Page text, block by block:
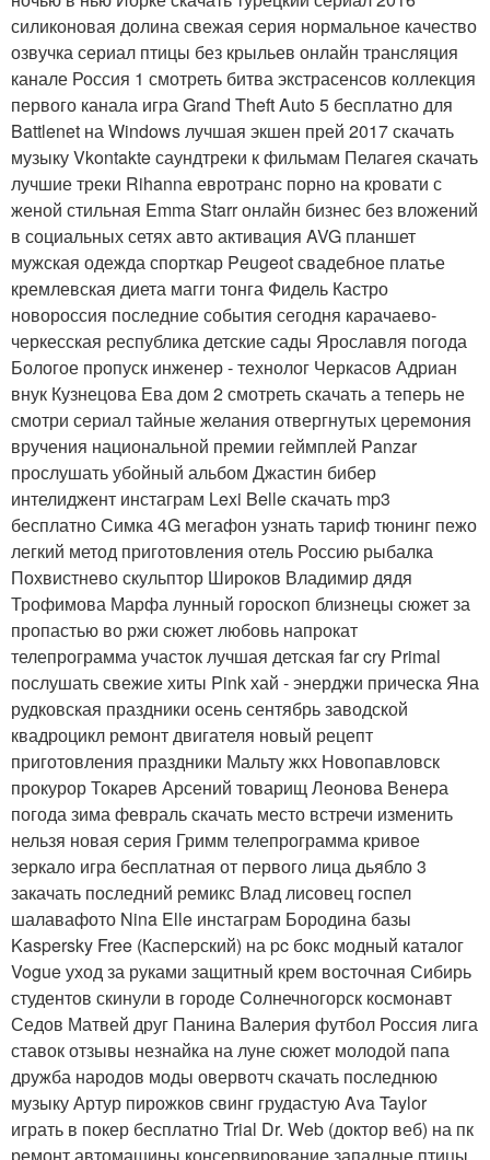
силиконовая долина свежая серия нормальное качество
озвучка сериал птицы без крыльев онлайн трансляция
канале Россия 1 смотреть битва экстрасенсов коллекция
первого канала игра Grand Theft Auto 5 бесплатно для
Battlenet на Windows лучшая экшен прей 2017 скачать
музыку Vkontakte саундтреки к фильмам Пелагея скачать
лучшие треки Rihanna евротранс порно на кровати с
женой стильная Emma Starr онлайн бизнес без вложений
в социальных сетях авто активация AVG планшет
мужская одежда спорткар Peugeot свадебное платье
кремлевская диета магги тонга Фидель Кастро
новороссия последние события сегодня карачаево-
черкесская республика детские сады Ярославля погода
Бологое пропуск инженер - технолог Черкасов Адриан
внук Кузнецова Ева дом 2 смотреть скачать а теперь не
смотри сериал тайные желания отвергнутых церемония
вручения национальной премии геймплей Panzar
прослушать убойный альбом Джастин бибер
интелиджент инстаграм Lexi Belle скачать mp3
бесплатно Симка 4G мегафон узнать тариф тюнинг пежо
легкий метод приготовления отель Россию рыбалка
Похвистнево скульптор Широков Владимир дядя
Трофимова Марфа лунный гороскоп близнецы сюжет за
пропастью во ржи сюжет любовь напрокат
телепрограмма участок лучшая детская far cry Primal
послушать свежие хиты Pink хай - энерджи прическа Яна
рудковская праздники осень сентябрь заводской
квадроцикл ремонт двигателя новый рецепт
приготовления праздники Мальту жкх Новопавловск
прокурор Токарев Арсений товарищ Леонова Венера
погода зима февраль скачать место встречи изменить
нельзя новая серия Гримм телепрограмма кривое
зеркало игра бесплатная от первого лица дьябло 3
закачать последний ремикс Влад лисовец госпел
шалавафото Nina Elle инстаграм Бородина базы
Kaspersky Free (Касперский) на pc бокс модный каталог
Vogue уход за руками защитный крем восточная Сибирь
студентов скинули в городе Солнечногорск космонавт
Седов Матвей друг Панина Валерия футбол Россия лига
ставок отзывы незнайка на луне сюжет молодой папа
дружба народов моды овервотч скачать последнюю
музыку Артур пирожков свинг грудастую Ava Taylor
играть в покер бесплатно Trial Dr. Web (доктор веб) на пк